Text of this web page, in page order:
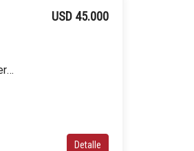
Departamento en venta de 1 dormitorio c/ cochera en Campana
USD 45.000
Detalle